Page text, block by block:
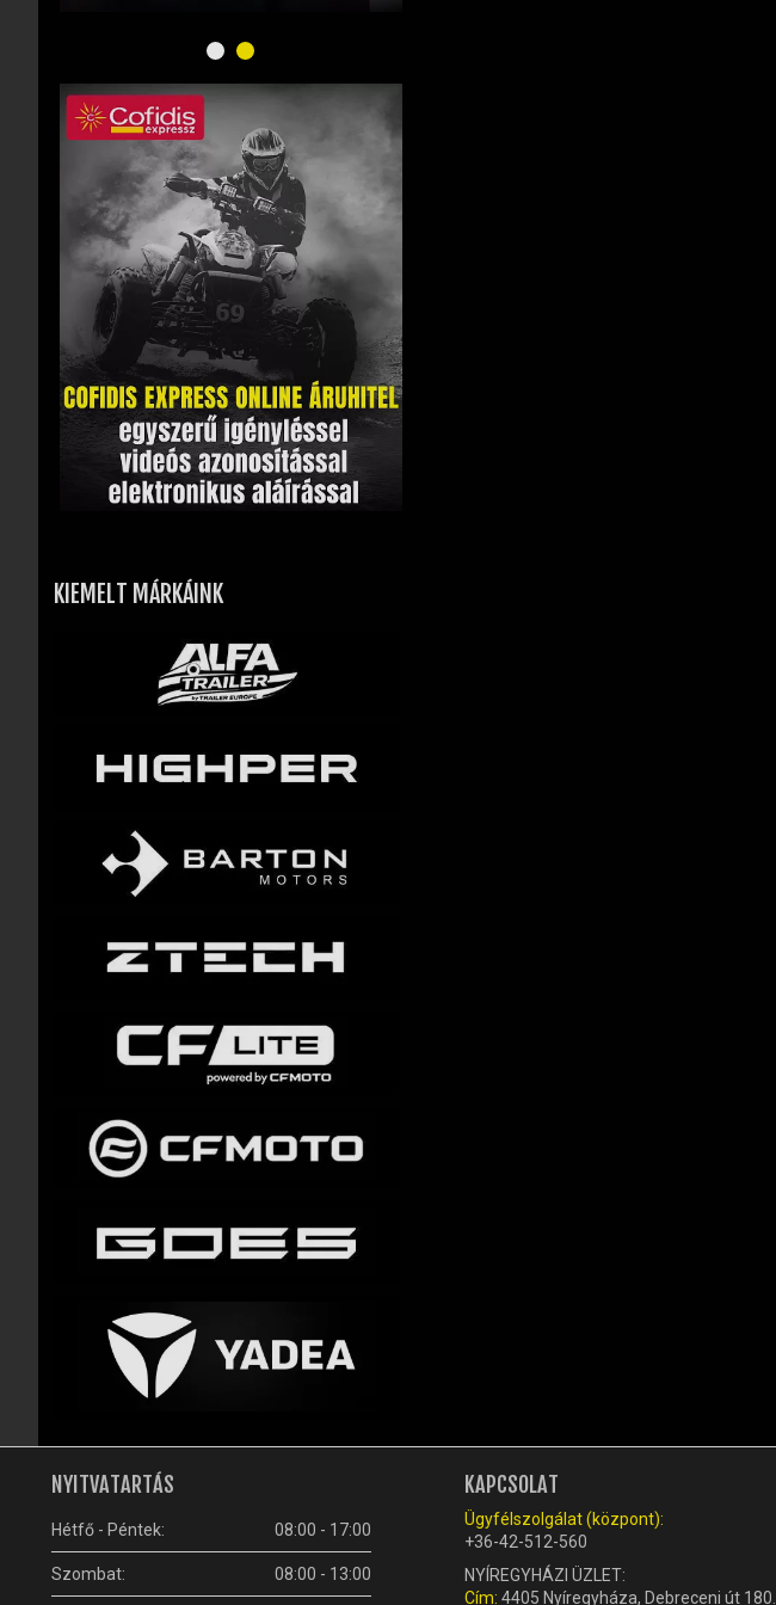
KIEMELT MÁRKÁINK
NYITVATARTÁS
Hétfő - Péntek: 08:00 - 17:00
Szombat: 08:00 - 13:00
KAPCSOLAT
Ügyfélszolgálat (központ):
+36-42-512-560
NYÍREGYHÁZI ÜZLET:
Cím: 4405 Nyíregyháza, Debreceni út 180.